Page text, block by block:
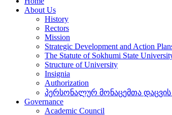
About Us
History
Rectors
Mission
Strategic Development and Action
The Statute of Sokhumi State
Structure of University
Insignia
Authorization
პერსონალურ მონაცემთა
Governance
Academic Council